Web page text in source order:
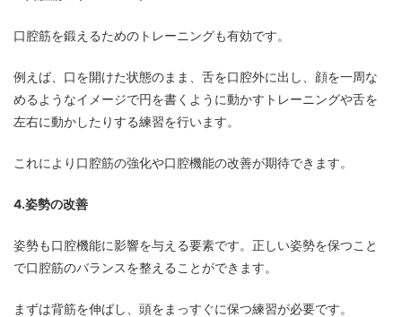
口腔筋を鍛えるためのトレーニングも有効です。
例えば、口を開けた状態のまま、舌を口腔外に出し、顔を一周な
めるようなイメージで円を書くように動かすトレーニングや舌を
左右に動かしたりする練習を行います。
これにより口腔筋の強化や口腔機能の改善が期待できます。
4.姿勢の改善
姿勢も口腔機能に影響を与える要素です。正しい姿勢を保つこと
で口腔筋のバランスを整えることができます。
まずは背筋を伸ばし、頭をまっすぐに保つ練習が必要です。